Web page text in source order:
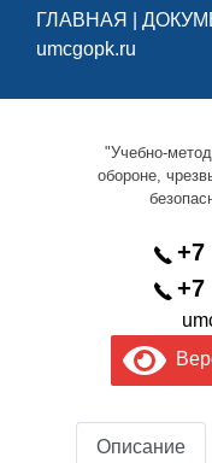
ГЛАВНАЯ
umcgopk.ru
"Учебно-
обороне,
+7
+7
Описание